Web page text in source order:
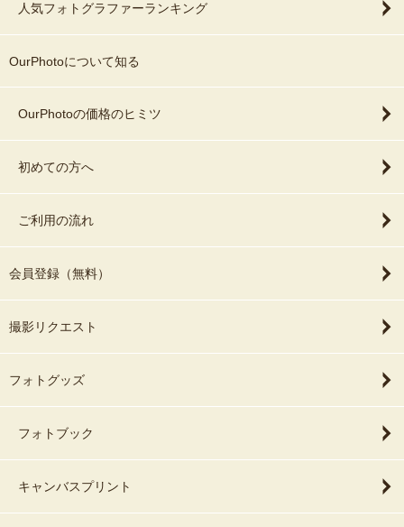
人気フォトグラファーランキング
OurPhotoについて知る
OurPhotoの価格のヒミツ
初めての方へ
ご利用の流れ
会員登録（無料）
撮影リクエスト
フォトグッズ
フォトブック
キャンバスプリント